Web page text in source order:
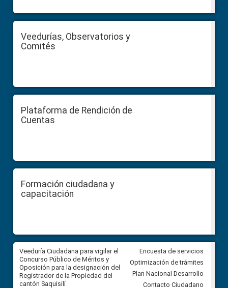
Veedurías, Observatorios y
Comités
Plataforma de Rendición de
Cuentas
Formación ciudadana y
capacitación
Veeduría Ciudadana para vigilar el
Concurso Público de Méritos y
Oposición para la designación del
Registrador de la Propiedad del
cantón Saquisilí
Veeduría Ciudadana para
construcción del asfaltado de
Ballenita del cantón Santa
Encuesta de servicios
Optimización de trámites
Plan Nacional Desarrollo
Contacto Ciudadano